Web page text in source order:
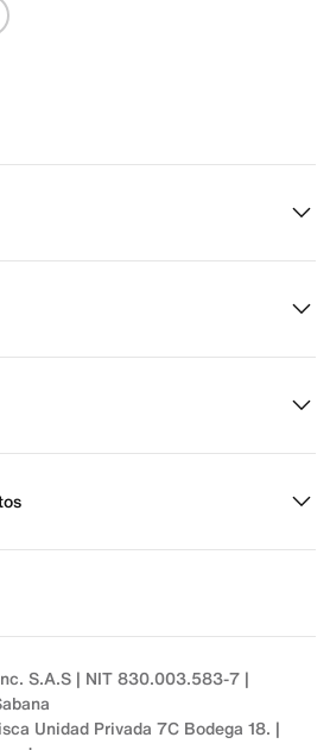
S.A.S | NIT 830.003.583-7 |
Unidad Privada 7C Bodega 18. |